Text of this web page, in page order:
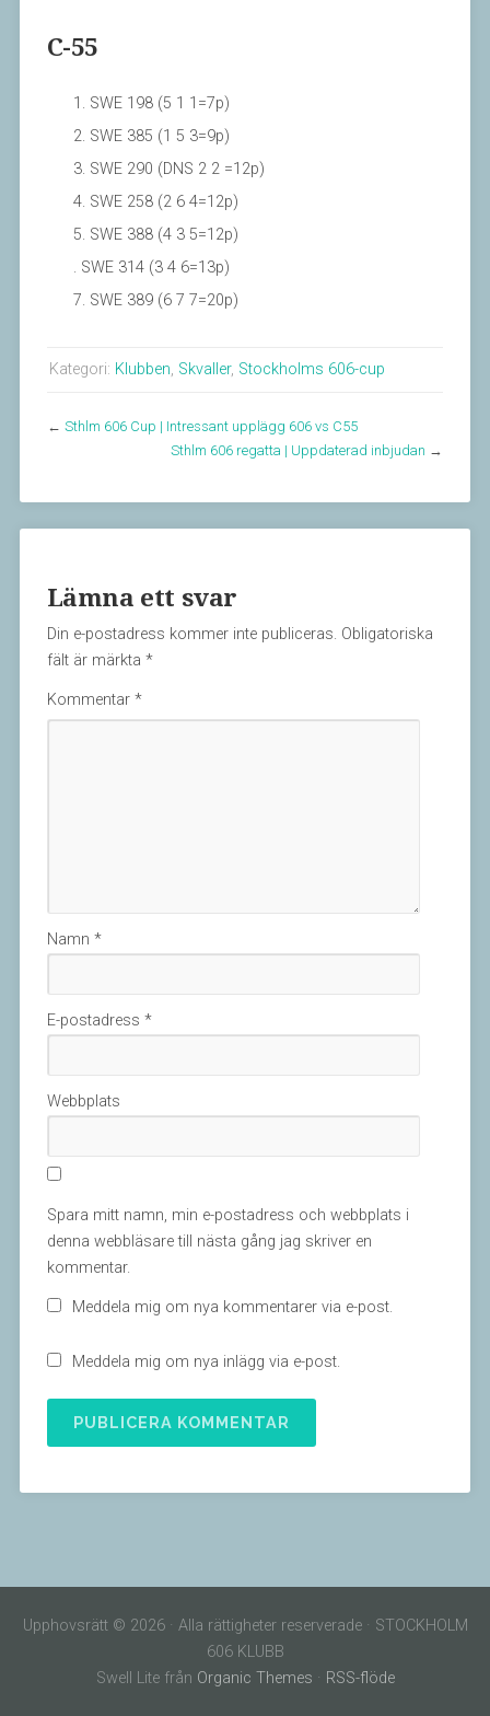
C-55
SWE 198 (5 1 1=7p)
SWE 385 (1 5 3=9p)
SWE 290 (DNS 2 2 =12p)
SWE 258 (2 6 4=12p)
SWE 388 (4 3 5=12p)
SWE 314 (3 4 6=13p)
SWE 389 (6 7 7=20p)
Kategori: Klubben, Skvaller, Stockholms 606-cup
← Sthlm 606 Cup | Intressant upplägg 606 vs C55
Sthlm 606 regatta | Uppdaterad inbjudan →
Lämna ett svar
Din e-postadress kommer inte publiceras. Obligatoriska
fält är märkta *
Kommentar *
Namn *
E-postadress *
Webbplats
Spara mitt namn, min e-postadress och webbplats i
denna webbläsare till nästa gång jag skriver en
kommentar.
Meddela mig om nya kommentarer via e-post.
Meddela mig om nya inlägg via e-post.
Upphovsrätt © 2026 · Alla rättigheter reserverade · STOCKHOLM
606 KLUBB
Swell Lite från Organic Themes · RSS-flöde